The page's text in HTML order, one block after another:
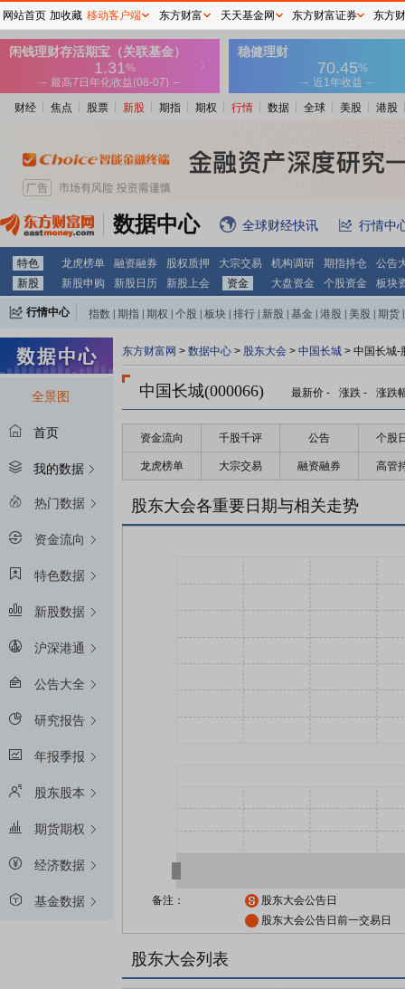
财经 焦点 股票 新股 期指 期权 行情 数据 全球 美股 港股
数据中心 全球财经快讯 行情中
特色 龙虎榜单 融资融券 股权质押 大宗交易 机构调研 期指持仓
公告
新股
新股申购 新股日历 新股上会 资金 大盘资金 个股资金 板块
行情中心 指数 期指 期权 个股 板块 排行 新股 基金 港股 美股 期货
全景图
首页
我的数据
热门数据
资金流向
特色数据
新股数据
沪深港通
公告大全
研究报告
年报季报
股东股本
期货期权
经济数据
基金数据
东方财富网 > 数据中心 > 股东大会 > 中国长城 > 中国长城-
中国长城(000066) 最新价 - 涨跌 - 涨跌
资金流向 千股千评 公告 个股
龙虎榜单 大宗交易 融资融券 高管
股东大会各重要日期与相关走势
备注：
股东大会公告日
股东大会公告日前一交易日
股东大会列表
网站首页 加收藏 移动客户端 东方财富 天天基金网 东方财富证券 东方